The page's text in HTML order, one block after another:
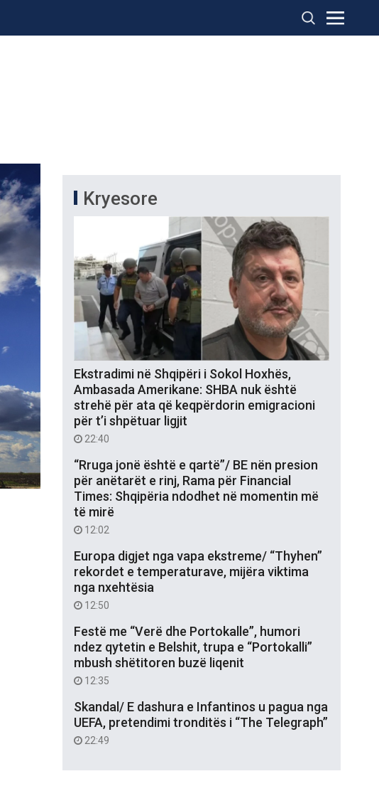
Kryesore
Ekstradimi në Shqipëri i Sokol Hoxhës,
Ambasada Amerikane: SHBA nuk është
strehë për ata që keqpërdorin emigracioni
për t’i shpëtuar ligjit
22:40
“Rruga jonë është e qartë”/ BE nën presion
për anëtarët e rinj, Rama për Financial
Times: Shqipëria ndodhet në momentin më
të mirë
12:02
Europa digjet nga vapa ekstreme/ “Thyhen”
rekordet e temperaturave, mijëra viktima
nga nxehtësia
12:50
Festë me “Verë dhe Portokalle”, humori
ndez qytetin e Belshit, trupa e “Portokalli”
mbush shëtitoren buzë liqenit
12:35
Skandal/ E dashura e Infantinos u pagua nga
UEFA, pretendimi tronditës i “The Telegraph”
22:49